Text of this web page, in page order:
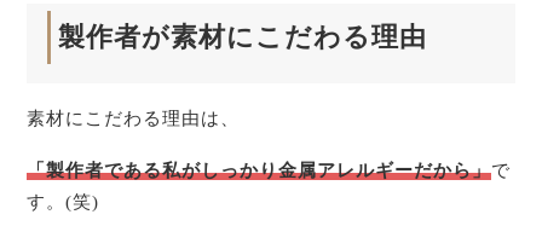
製作者が素材にこだわる理由
素材にこだわる理由は、
「製作者である私がしっかり金属アレルギーだから」で
す。(笑)